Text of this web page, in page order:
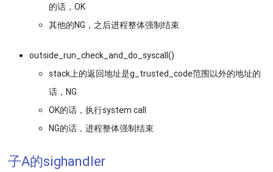
的话，OK
其他的NG，之后进程整体强制结束
outside_run_check_and_do_syscall()
stack上的返回地址是g_trusted_code范围以外的地址的
话，NG
OK的话，执行system call
NG的话，进程整体强制结束
子A的sighandler